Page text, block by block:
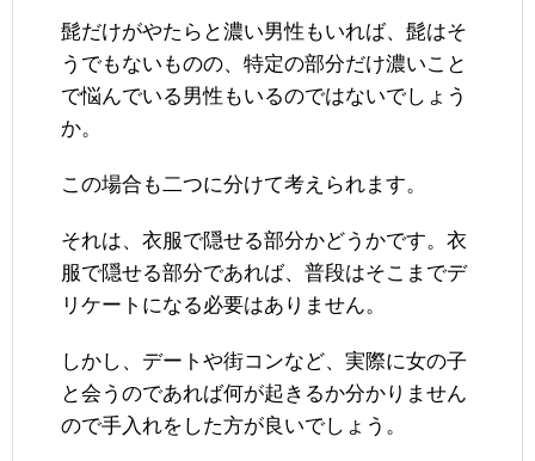
髭だけがやたらと濃い男性もいれば、髭はそ
うでもないものの、特定の部分だけ濃いこと
で悩んでいる男性もいるのではないでしょう
か。
この場合も二つに分けて考えられます。
それは、衣服で隠せる部分かどうかです。衣
服で隠せる部分であれば、普段はそこまでデ
リケートになる必要はありません。
しかし、デートや街コンなど、実際に女の子
と会うのであれば何が起きるか分かりません
ので手入れをした方が良いでしょう。